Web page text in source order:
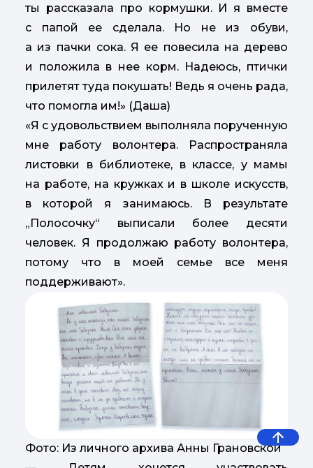
ты рассказала про кормушки. И я вместе
с папой ее сделала. Но не из обуви,
а из пачки сока. Я ее повесила на дерево
и положила в нее корм. Надеюсь, птички
прилетят туда покушать! Ведь я очень рада,
что помогла им!» (Даша)
«Я с удовольствием выполняла порученную
мне работу волонтера. Распространяла
листовки в библиотеке, в классе, у мамы
на работе, на кружках и в школе искусств,
в которой я занимаюсь. В результате
„Полосочку“ выписали более десяти
человек. Я продолжаю работу волонтера,
потому что в моей семье все меня
поддерживают».
Фото: Из личного архива Анны Грановской